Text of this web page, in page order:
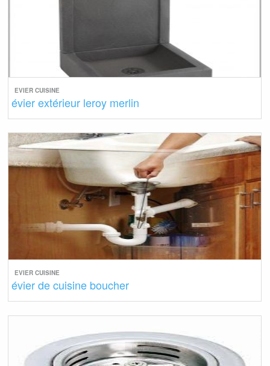
EVIER CUISINE
évier extérieur leroy merlin
EVIER CUISINE
évier de cuisine boucher